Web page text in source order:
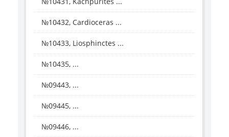
№10432, Cardioceras ...
№10433, Liosphinctes ...
№10435, ...
№09443, ...
№09445, ...
№09446, ...